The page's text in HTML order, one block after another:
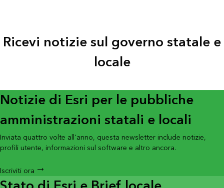
Ricevi notizie sul governo statale e
locale
Notizie di Esri per le pubbliche
amministrazioni statali e locali
Inviata quattro volte all'anno, questa newsletter include notizie,
profili utente, informazioni sul software e altro ancora.
Iscriviti ora